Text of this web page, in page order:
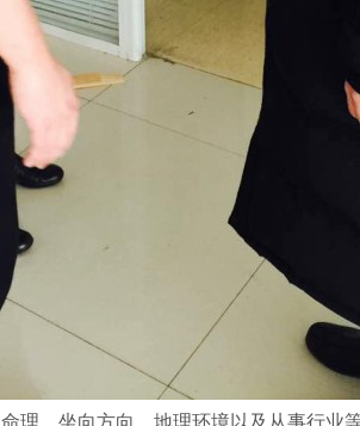
理、坐向方向、地理环境以及从事行业